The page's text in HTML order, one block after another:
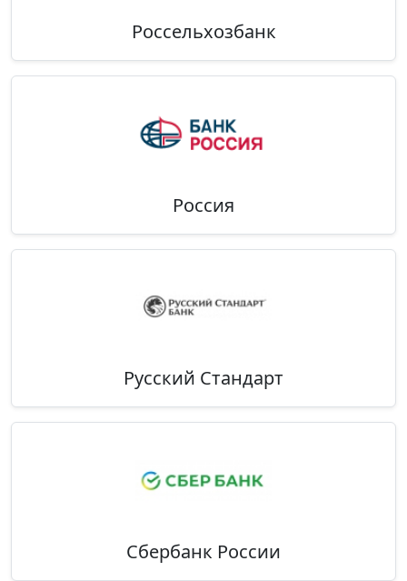
Россельхозбанк
Россия
Русский Стандарт
Сбербанк России